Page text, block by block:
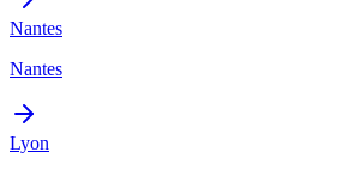
Nantes
Nantes
Lyon